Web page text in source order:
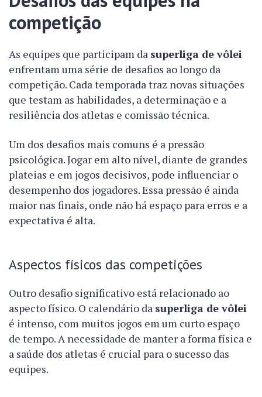
competição
As equipes que participam da superliga de vôlei
enfrentam uma série de desafios ao longo da
competição. Cada temporada traz novas situações
que testam as habilidades, a determinação e a
resiliência dos atletas e comissão técnica.
Um dos desafios mais comuns é a pressão
psicológica. Jogar em alto nível, diante de grandes
plateias e em jogos decisivos, pode influenciar o
desempenho dos jogadores. Essa pressão é ainda
maior nas finais, onde não há espaço para erros e a
expectativa é alta.
Aspectos físicos das competições
Outro desafio significativo está relacionado ao
aspecto físico. O calendário da superliga de vôlei
é intenso, com muitos jogos em um curto espaço
de tempo. A necessidade de manter a forma física e
a saúde dos atletas é crucial para o sucesso das
equipes.